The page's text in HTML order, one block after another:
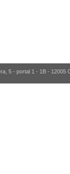
5 - portal 1 - 1B - 12005